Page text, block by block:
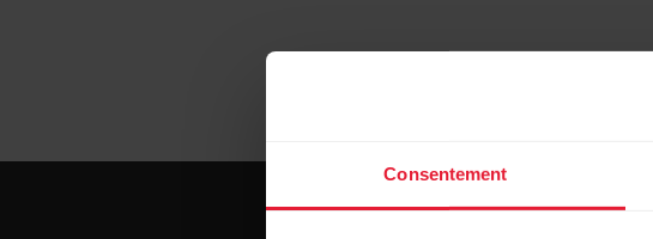
Consentement